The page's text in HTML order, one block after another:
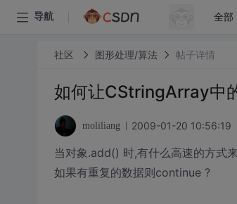
导航 全部
社区 图形处理/算法 帖子详情
如何让CStringArray中
moliliang 2009-01-20 10:56:19
当对象.add() 时,有什么高速的方式
如果有重复的数据则continue ?